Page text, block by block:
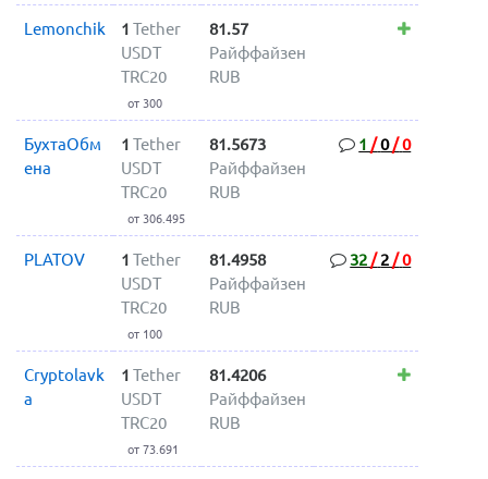
Lemonchik 1 Tether
USDT
TRC20
от 300
81.57
Райффайзен
RUB
БухтаОбм
ена
1 Tether
USDT
TRC20
от 306.495
81.5673
Райффайзен
RUB
1 /0/0
PLATOV 1 Tether
USDT
TRC20
от 100
81.4958
Райффайзен
RUB
32 / 2 /0
Cryptolavk
a
1 Tether
USDT
TRC20
от 73.691
81.4206
Райффайзен
RUB